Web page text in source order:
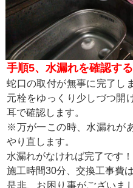
手順5、水漏れを確認する
蛇口の取付が無事に完了し
元栓をゆっくり少しづつ開
耳で確認します。
※万が一この時、水漏れが
やり直します。
水漏れがなければ完了です！
施工時間30分、交換工事費
是非、お困り事がございま